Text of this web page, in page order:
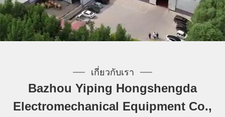
เกี่ยวกับเรา
Bazhou Yiping Hongshengda
Electromechanical Equipment Co.,